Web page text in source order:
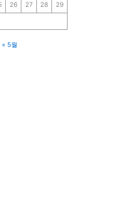
26 27 28 29
« 5월